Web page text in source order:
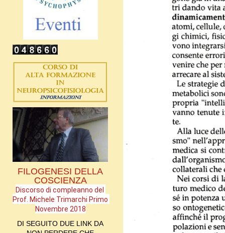
FILOGENESI DELLA
COSCIENZA
Discorso di compleanno del
Prof. Michele Trimarchi Primo
Novembre 2018
DI SEGUITO DUE LINK DA